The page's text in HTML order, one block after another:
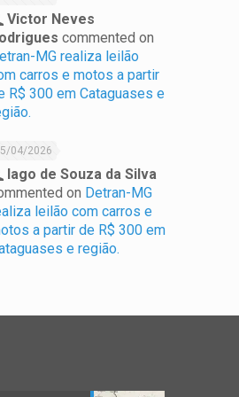
Victor Neves
commented on
MG realiza leilão
carros e motos a partir
R$ 300 em Cataguases e
04/2026
Iago de Souza da Silva
on Detran-MG
leilão com carros e
a partir de R$ 300 em
e região.